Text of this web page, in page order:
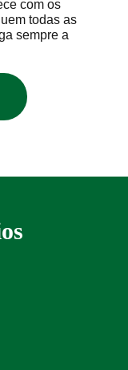
com os
todas as
sempre a